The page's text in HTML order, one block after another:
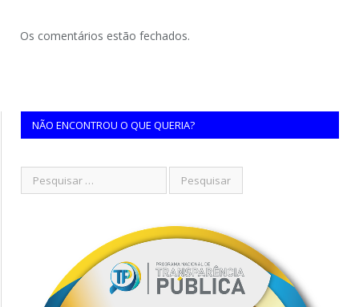
Os comentários estão fechados.
NÃO ENCONTROU O QUE QUERIA?